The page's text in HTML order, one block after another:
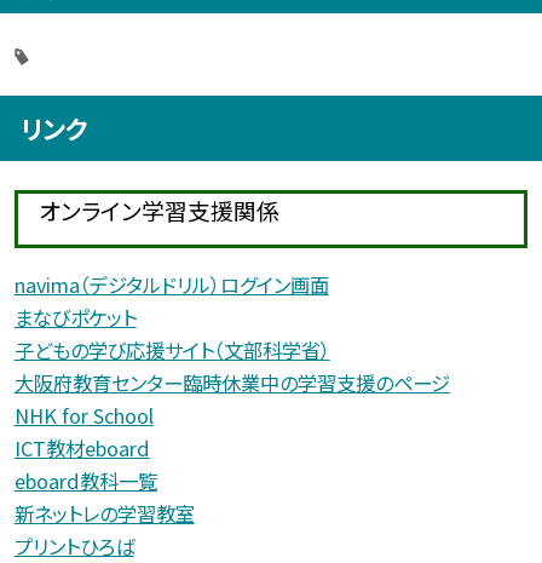
リンク
オンライン学習支援関係
navima（デジタルドリル）ログイン画面
まなびポケット
子どもの学び応援サイト（文部科学省）
大阪府教育センター臨時休業中の学習支援のページ
NHK for School
ICT教材eboard
eboard教科一覧
新ネットレの学習教室
プリントひろば